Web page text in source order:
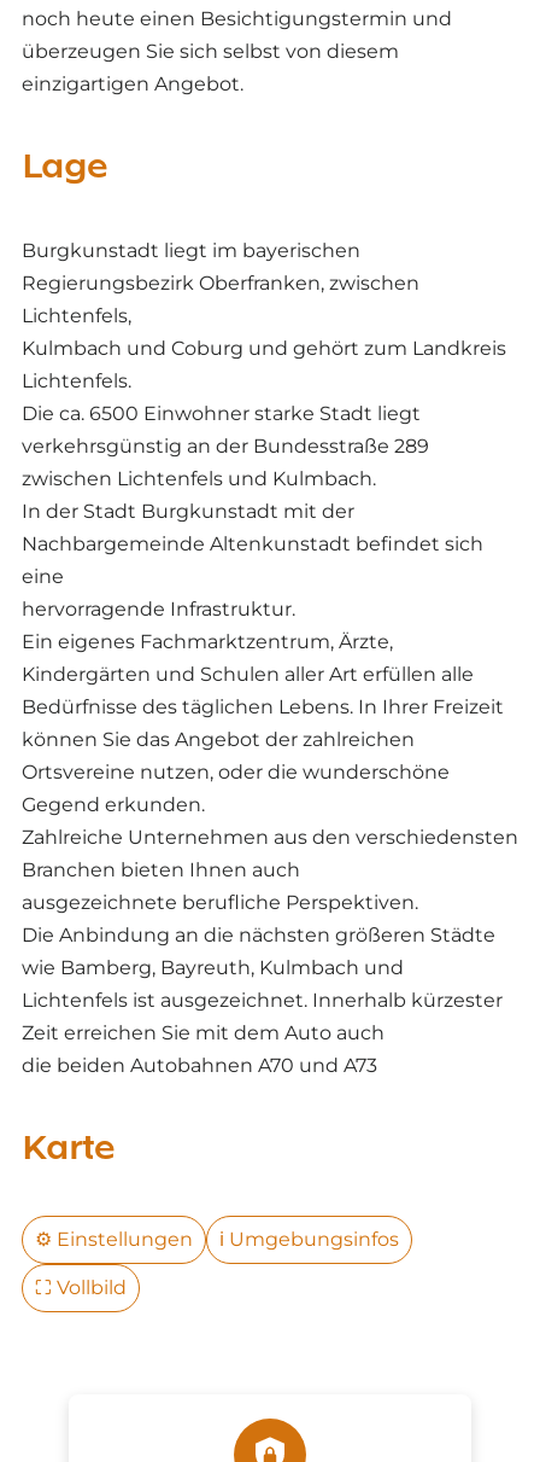
noch heute einen Besichtigungstermin und
überzeugen Sie sich selbst von diesem
einzigartigen Angebot.
Lage
Burgkunstadt liegt im bayerischen
Regierungsbezirk Oberfranken, zwischen
Lichtenfels,
Kulmbach und Coburg und gehört zum Landkreis
Lichtenfels.
Die ca. 6500 Einwohner starke Stadt liegt
verkehrsgünstig an der Bundesstraße 289
zwischen Lichtenfels und Kulmbach.
In der Stadt Burgkunstadt mit der
Nachbargemeinde Altenkunstadt befindet sich
eine
hervorragende Infrastruktur.
Ein eigenes Fachmarktzentrum, Ärzte,
Kindergärten und Schulen aller Art erfüllen alle
Bedürfnisse des täglichen Lebens. In Ihrer Freizeit
können Sie das Angebot der zahlreichen
Ortsvereine nutzen, oder die wunderschöne
Gegend erkunden.
Zahlreiche Unternehmen aus den verschiedensten
Branchen bieten Ihnen auch
ausgezeichnete berufliche Perspektiven.
Die Anbindung an die nächsten größeren Städte
wie Bamberg, Bayreuth, Kulmbach und
Lichtenfels ist ausgezeichnet. Innerhalb kürzester
Zeit erreichen Sie mit dem Auto auch
die beiden Autobahnen A70 und A73
Karte
⚙️ Einstellungen ℹ️ Umgebungsinfos
⛶ Vollbild